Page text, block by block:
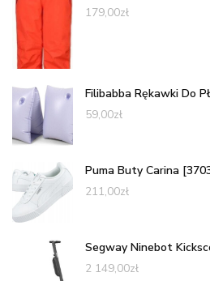
179,00zł
Filibabba Rękawki Do
59,00zł
Puma Buty Carina
211,00zł
Segway Ninebot
2 149,00zł